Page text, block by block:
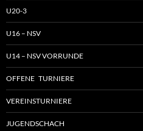
U20-3
U16 – NSV
U14 – NSV VORRUNDE
OFFENE TURNIERE
VEREINSTURNIERE
JUGENDSCHACH